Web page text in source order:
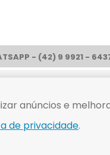
- (42) 9 9921 -
anúncios e
de privacidade.